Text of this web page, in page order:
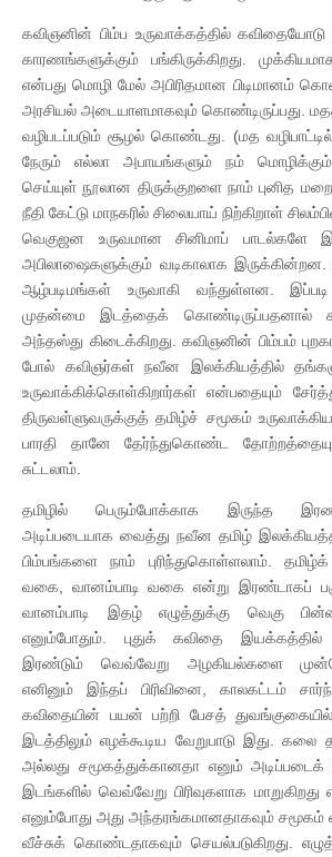
கவிஞனின் பிம்ப உருவாக்கத்தில் கவிதையோடு
காரணங்களுக்கும் பங்கிருக்கிறது.
என்பது மொழி மேல் அபிரிதமான பிடிமானம்
அரசியல் அடையாளமாகவும் கொண்டிருப்பது.
வழிபடப்படும் சூழல் கொண்டது. (மத
நேரும் எல்லா அபாயங்களும் நம் மொழிக்கும்
செய்யுள் நூலான திருக்குறளை நாம் புனித
நீதி கேட்டு மாநகரில் சிலையாய் நிற்கிறாள்
வெகுஜன உருவமான சினிமாப்
அபிலாஷைகளுக்கும் வடிகாலாக இருக்கின்றன.
ஆழ்படிமங்கள் உருவாகி வந்துள்ளன.
முதன்மை இடத்தைக் கொண்டிருப்பதனால்
அந்தஸ்து கிடைக்கிறது. கவிஞனின் பிம்பம்
போல் கவிஞர்கள் நவீன இலக்கியத்தில்
உருவாக்கிக்கொள்கிறார்கள் என்பதையும்
திருவள்ளுவருக்குத் தமிழ்ச் சமூகம்
பாரதி தானே தேர்ந்துகொண்ட
சுட்டலாம்.
தமிழில் பெரும்போக்காக இருந்த
அடிப்படையாக வைத்து நவீன தமிழ்
பிம்பங்களை நாம் புரிந்துகொள்ளலாம்.
வகை, வானம்பாடி வகை என்று இரண்டாகப்
வானம்பாடி இதழ் எழுத்துக்கு வெகு
எனும்போதும். புதுக் கவிதை இயக்கத்தில்
இரண்டும் வெவ்வேறு அழகியல்களை
எனினும் இந்தப் பிரிவினை, காலகட்டம்
கவிதையின் பயன் பற்றி பேசத்
இடத்திலும் எழக்கூடிய வேறுபாடு இது. கலை
அல்லது சமூகத்துக்கானதா எனும்
இடங்களில் வெவ்வேறு பிரிவுகளாக
எனும்போது அது அந்தரங்கமானதாகவும் சமூகம்
வீச்சுக் கொண்டதாகவும் செயல்படுகிறது.